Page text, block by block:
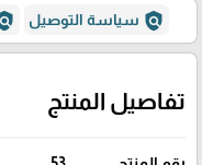
policy سياسة التوصيل
تفاصيل المنتج